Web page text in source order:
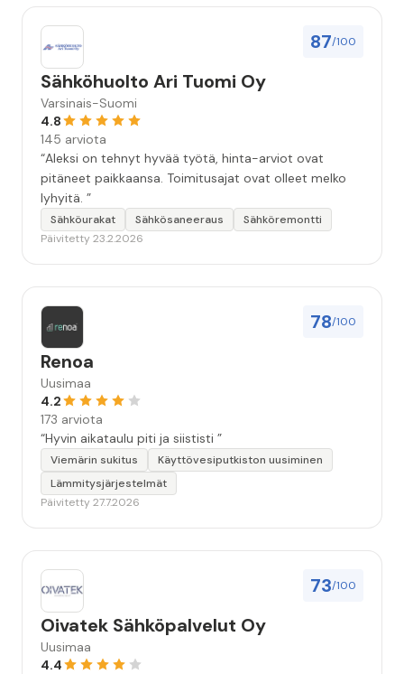
87/100
Sähköhuolto Ari Tuomi Oy
Varsinais-Suomi
4.8
145 arviota
“Aleksi on tehnyt hyvää työtä, hinta-arviot ovat
pitäneet paikkaansa. Toimitusajat ovat olleet melko
lyhyitä. ”
Sähköurakat Sähkösaneeraus
Sähköremontti
Päivitetty 23.2.2026
78/100
Renoa
Uusimaa
4.2
173 arviota
“Hyvin aikataulu piti ja siististi ”
Viemärin sukitus
Käyttövesiputkiston uusiminen
Lämmitysjärjestelmät
Päivitetty 27.7.2026
73/100
Oivatek Sähköpalvelut Oy
Uusimaa
4.4